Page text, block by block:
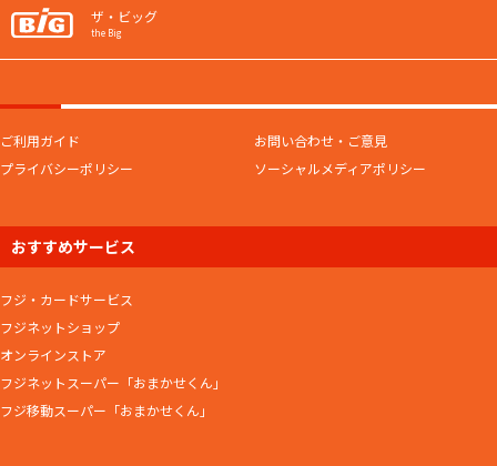
ザ・ビッグ
the Big
ご利用ガイド
お問い合わせ・ご意見
プライバシーポリシー
ソーシャルメディアポリシー
おすすめサービス
フジ・カードサービス
フジネットショップ
オンラインストア
フジネットスーパー「おまかせくん」
フジ移動スーパー「おまかせくん」